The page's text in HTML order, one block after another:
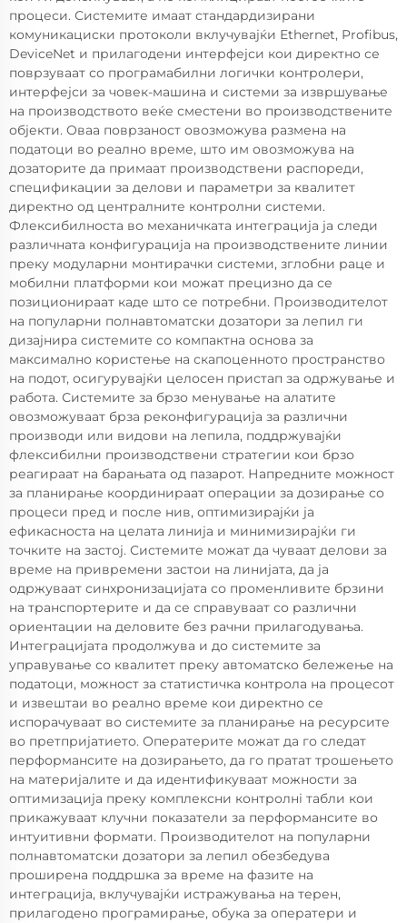
процеси. Системите имаат стандардизирани
комуникациски протоколи вклучувајќи Ethernet, Profibus,
DeviceNet и прилагодени интерфејси кои директно се
поврзуваат со програмабилни логички контролери,
интерфејси за човек-машина и системи за извршување
на производството веќе сместени во производствените
објекти. Оваа поврзаност овозможува размена на
податоци во реално време, што им овозможува на
дозаторите да примаат производствени распореди,
спецификации за делови и параметри за квалитет
директно од централните контролни системи.
Флексибилноста во механичката интеграција ја следи
различната конфигурација на производствените линии
преку модуларни монтирачки системи, зглобни раце и
мобилни платформи кои можат прецизно да се
позиционираат каде што се потребни. Производителот
на популарни полнавтоматски дозатори за лепил ги
дизајнира системите со компактна основа за
максимално користење на скапоценното пространство
на подот, осигурувајќи целосен пристап за одржување и
работа. Системите за брзо менување на алатите
овозможуваат брза реконфигурација за различни
производи или видови на лепила, поддржувајќи
флексибилни производствени стратегии кои брзо
реагираат на барaњата од пазарот. Напредните можност
за планирање координираат операции за дозирање со
процеси пред и после нив, оптимизирајќи ја
ефикасноста на целата линија и минимизирајќи ги
точките на застој. Системите можат да чуваат делови за
време на привремени застои на линијата, да ја
одржуваат синхронизацијата со променливите брзини
на транспортерите и да се справуваат со различни
ориентации на деловите без рачни прилагодувања.
Интеграцијата продолжува и до системите за
управување со квалитет преку автоматско бележење на
податоци, можност за статистичка контрола на процесот
и извештаи во реално време кои директно се
испорачуваат во системите за планирање на ресурсите
во претпријатието. Оператерите можат да го следат
перформансите на дозирањето, да го пратат трошењето
на материјалите и да идентификуваат можности за
оптимизација преку комплексни контролнi табли кои
прикажуваат клучни показатели за перформансите во
интуитивни формати. Производителот на популарни
полнавтоматски дозатори за лепил обезбедува
проширена поддршка за време на фазите на
интеграција, вклучувајќи истражувања на терен,
прилагодено програмирање, обука за оператери и